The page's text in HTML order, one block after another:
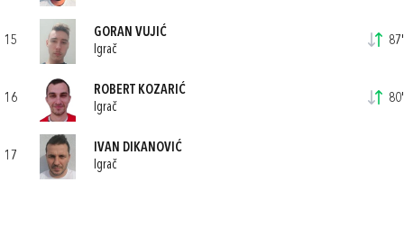
15
GORAN VUJIĆ
Igrač
87'
16
ROBERT KOZARIĆ
Igrač
80'
17
IVAN DIKANOVIĆ
Igrač